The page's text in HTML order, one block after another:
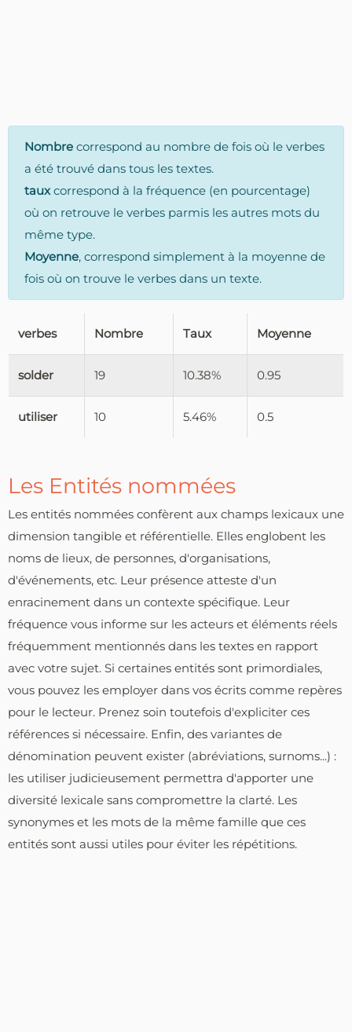
Nombre correspond au nombre de fois où le verbes
a été trouvé dans tous les textes.
tauxcorrespond à la fréquence (en pourcentage)
où on retrouve le verbes parmis les autres mots du
même type.
Moyenne, correspond simplement à la moyenne de
fois où on trouve le verbes dans un texte.
verbes Nombre Taux Moyenne
solder 19 10.38% 0.95
utiliser 10 5.46% 0.5
Les Entités nommées
Les entités nommées confèrent aux champs lexicaux une
dimension tangible et référentielle. Elles englobent les
noms de lieux, de personnes, d'organisations,
d'événements, etc. Leur présence atteste d'un
enracinement dans un contexte spécifique. Leur
fréquence vous informe sur les acteurs et éléments réels
fréquemment mentionnés dans les textes en rapport
avec votre sujet. Si certaines entités sont primordiales,
vous pouvez les employer dans vos écrits comme repères
pour le lecteur. Prenez soin toutefois d'expliciter ces
références si nécessaire. Enfin, des variantes de
dénomination peuvent exister (abréviations, surnoms...) :
les utiliser judicieusement permettra d'apporter une
diversité lexicale sans compromettre la clarté. Les
synonymes et les mots de la même famille que ces
entités sont aussi utiles pour éviter les répétitions.